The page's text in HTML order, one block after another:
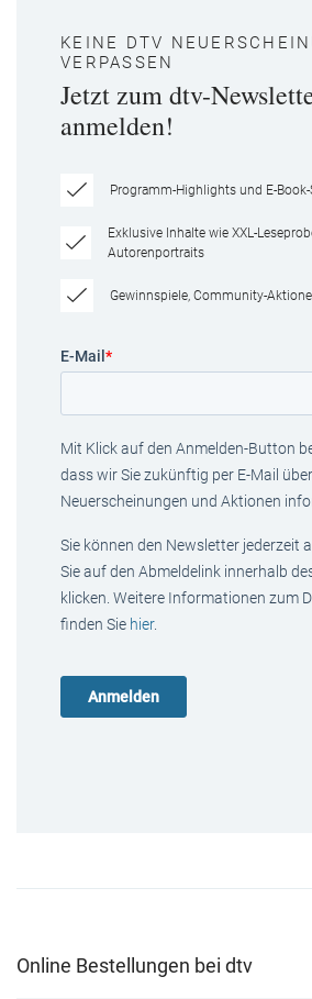
KEINE DTV
VERPASSEN
Jetzt zum dtv-
anmelden!
Programm-Highlights und E-
Exklusive Inhalte wie XXL-
Autorenportraits
Gewinnspiele, Community-
E-Mail *
Mit Klick auf den Anmelden-Button
dass wir Sie zukünftig per E-Mail über
Neuerscheinungen und Aktionen
Sie können den Newsletter jederzeit
Sie auf den Abmeldelink innerhalb
klicken. Weitere Informationen zum
finden Sie hier.
Online Bestellungen bei dtv